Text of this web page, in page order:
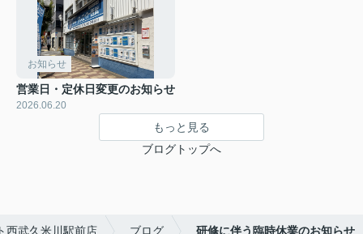
お知らせ
営業日・定休日変更のお知らせ
2026.06.20
もっと見る
ブログトップへ
西武久米川駅前店 ブログ 研修に伴う臨時休業のお知らせ